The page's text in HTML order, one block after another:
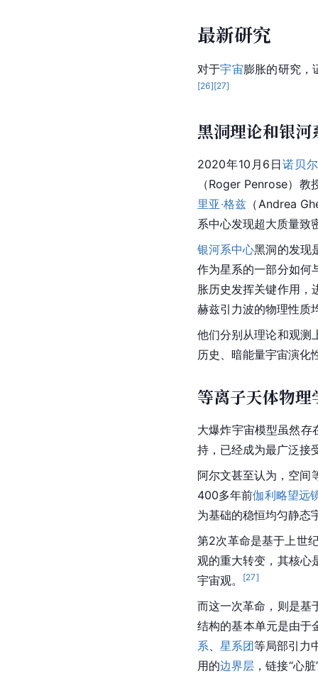
最新研究
对于宇宙膨胀的研究，
[26][27]
黑洞理论和银
2020年10月6日诺贝
（Roger Penrose）
里亚·格兹 （Andrea
系中心发现超大质量致
银河系中心黑洞的发现
作为星系的一部分如何
胀历史发挥关键作用，
赫兹引力波的物理性质
他们分别从理论和观测
历史、暗能量宇宙演化
等离子天体物
大爆炸宇宙模型虽然存
持，已经成为最广泛接
阿尔文甚至认为，空间
400多年前伽利略望远
为基础的稳恒均匀静态
第2次革命是基于上世
观的重大转变，其核心
宇宙观。
[27]
而这一次革命，则是基
结构的基本单元是由于
系、 星系团等局部引力
用的边界层 ，链接“心脏